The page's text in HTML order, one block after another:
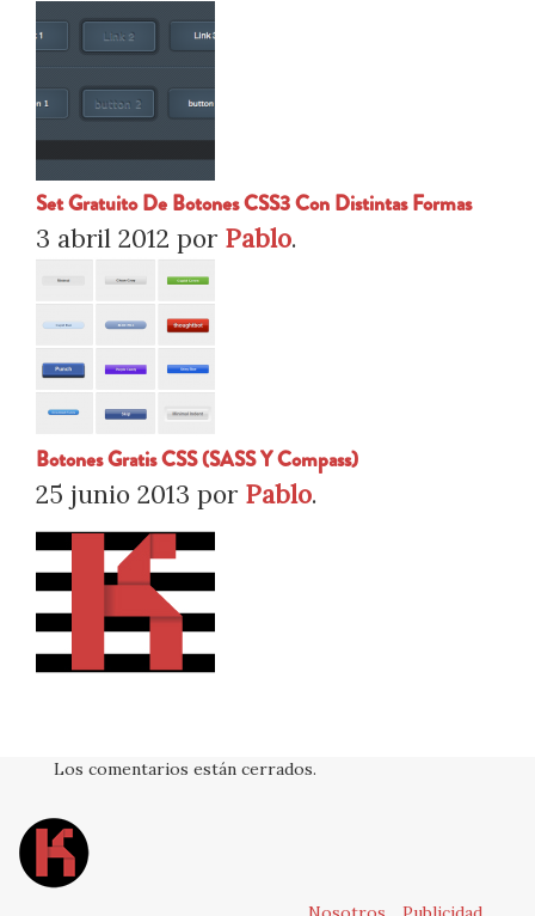
Set Gratuito De Botones CSS3 Con Distintas Formas
3 abril 2012 por Pablo.
Botones Gratis CSS (SASS Y Compass)
25 junio 2013 por Pablo.
Los comentarios están cerrados.